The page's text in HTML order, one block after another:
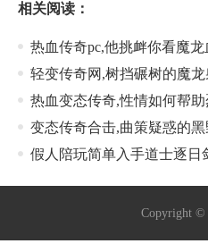
相关阅读：
热血传奇pc,他挑衅你看魔
轻变传奇网,树挡碾树的魔
热血变态传奇,性情如何帮
变态传奇合击,曲策疑惑的
假人陪玩简单入手道士逐日
Copyright ©